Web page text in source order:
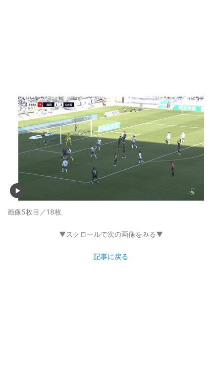
画像5枚目／18枚
▼スクロールで次の画像をみる▼
記事に戻る